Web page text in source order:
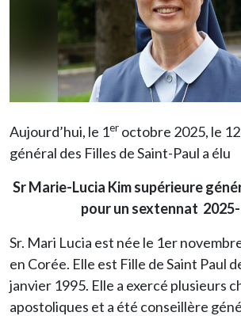
Aujourd’hui, le 1er octobre 2025, le
général des Filles de Saint-Paul a élu
Sr Marie-Lucia Kim supérieure
pour un sextennat
Sr. Mari Lucia est née le 1er
en Corée. Elle est Fille de Saint Paul
janvier 1995. Elle a exercé plusieurs
apostoliques et a été conseillère